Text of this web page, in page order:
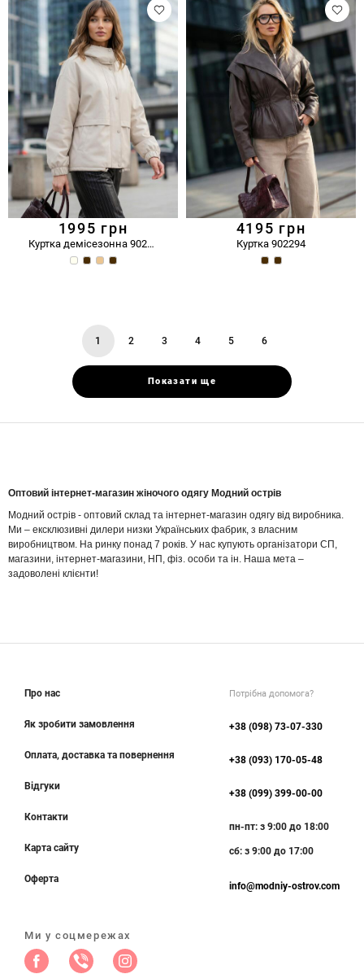
1995 грн
Куртка демісезонна 902314
4195 грн
Куртка 902294
You're
page
1 page
2 page
3 page
4 page
5 page
6
Показати ще
Оптовий інтернет-магазин жіночого одягу Модний острів
Модний острів - оптовий склад та інтернет-магазин одягу від виробника.
Ми – ексклюзивні дилери низки Українських фабрик, з власним
виробництвом. На ринку понад 7 років. У нас купують організатори СП,
магазини, інтернет-магазини, НП, фіз. особи та ін. Наша мета –
задоволені клієнти!
Про нас
Як зробити замовлення
Оплата, доставка та повернення
Відгуки
Контакти
Карта сайту
Оферта
Ми у соцмережах
Потрібна допомога?
+38 (098) 73-07-330
+38 (093) 170-05-48
+38 (099) 399-00-00
пн-пт: з 9:00 до 18:00
сб: з 9:00 до 17:00
info@modniy-ostrov.com